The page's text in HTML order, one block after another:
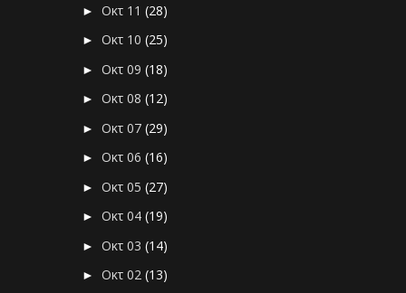
►Οκτ 11(28)
►Οκτ 10(25)
►Οκτ 09(18)
►Οκτ 08(12)
►Οκτ 07(29)
►Οκτ 06(16)
►Οκτ 05(27)
►Οκτ 04(19)
►Οκτ 03(14)
►Οκτ 02(13)